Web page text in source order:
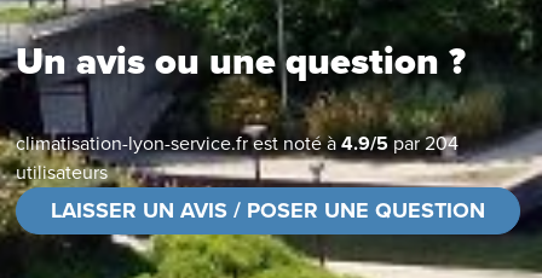
Un avis ou une question ?
climatisation-lyon-service.frest noté à4.9/5 par204
utilisateurs
LAISSER UN AVIS / POSER UNE QUESTION